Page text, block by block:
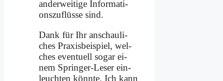
an­der­wei­ti­ge In­for­ma­ti­
ons­zu­flüs­se sind.
Dank für Ihr an­schau­li­
ches Pra­xis­bei­spiel, wel­
ches even­tu­ell so­gar ei­
nem Sprin­ger-Le­ser ein­
leuch­ten könn­te. Ich kann